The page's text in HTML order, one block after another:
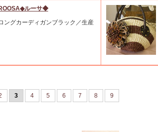
ルーサ◆
ングカーディガンブラック／生産
3 4 5 6 7 8 9